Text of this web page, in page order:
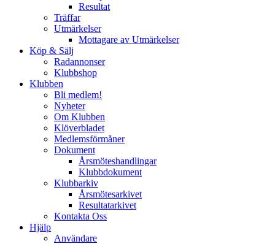
Resultat
Träffar
Utmärkelser
Mottagare av Utmärkelser
Köp & Sälj
Radannonser
Klubbshop
Klubben
Bli medlem!
Nyheter
Om Klubben
Klöverbladet
Medlemsförmåner
Dokument
Årsmöteshandlingar
Klubbdokument
Klubbarkiv
Årsmötesarkivet
Resultatarkivet
Kontakta Oss
Hjälp
Användare